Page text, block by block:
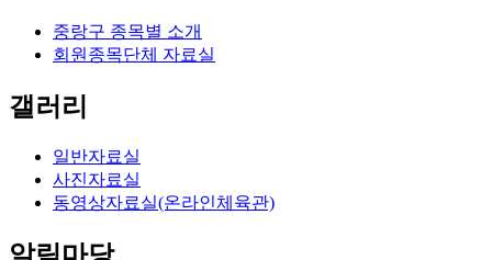
중랑구 종목별 소개
회원종목단체 자료실
갤러리
일반자료실
사진자료실
동영상자료실(온라인체육관)